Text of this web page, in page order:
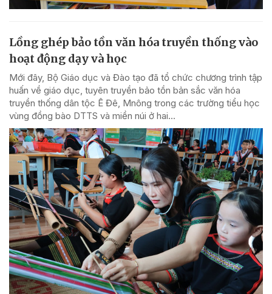
Lồng ghép bảo tồn văn hóa truyền thống vào
hoạt động dạy và học
Mới đây, Bộ Giáo dục và Đào tạo đã tổ chức chương trình tập
huấn về giáo dục, tuyên truyền bảo tồn bản sắc văn hóa
truyền thống dân tộc Ê Đê, Mnông trong các trường tiểu học
vùng đồng bào DTTS và miền núi ở hai...